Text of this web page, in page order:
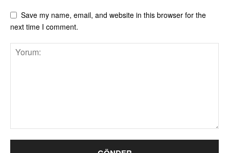
Save my name, email, and website in this browser for the
next time I comment.